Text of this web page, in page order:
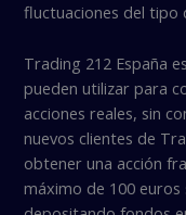
fluctuaciones del tipo
Trading 212 España
pueden utilizar para
acciones reales, sin
nuevos clientes de
obtener una acción
máximo de 100